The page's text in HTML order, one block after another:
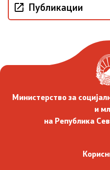
Стратешки документи
Eвропски интеграции и
Слободен пристап до
Публикации
Министерство за
и
на Република